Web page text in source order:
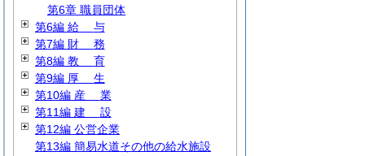
第6章 職員団体
第6編 給 与
第7編 財 務
第8編 教 育
第9編 厚 生
第10編 産 業
第11編 建 設
第12編 公営企業
第13編 簡易水道その他の給水施設